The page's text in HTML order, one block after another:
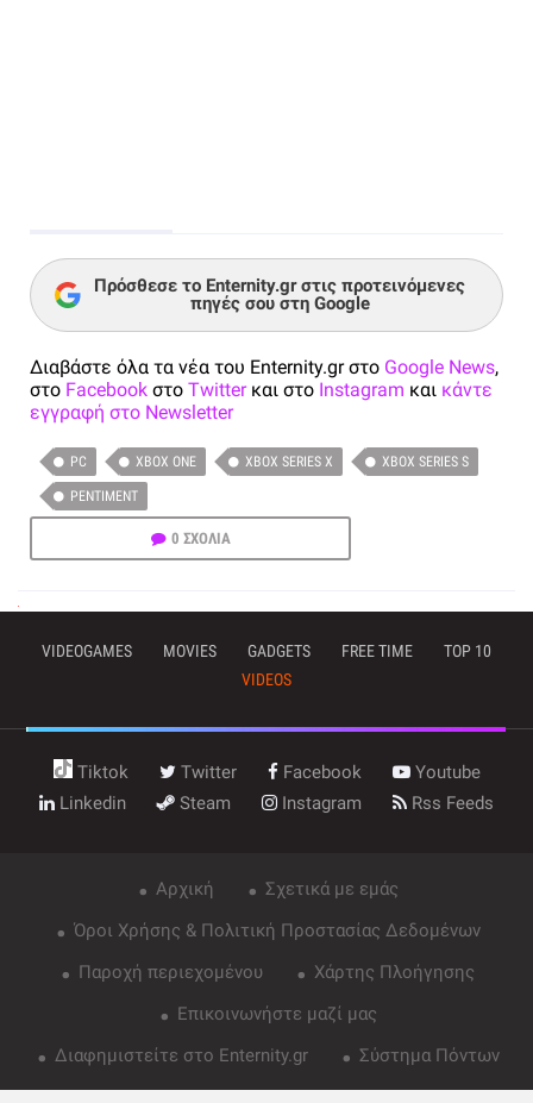
Πρόσθεσε το Enternity.gr στις προτεινόμενες
πηγές σου στη Google
Διαβάστε όλα τα νέα του Enternity.gr στο Google News,
στο Facebook στο Twitterκαι στο Instagram και κάντε
εγγραφή στο Newsletter
PC XBOX ONE XBOX SERIES X XBOX SERIES S
PENTIMENT
0 ΣΧΟΛΙΑ
VIDEOGAMES MOVIES GADGETS FREE TIME
TOP 10
VIDEOS
Tiktok Twitter Facebook
Youtube
Linkedin
Steam Instagram Rss Feeds
Αρχική
Σχετικά με εμάς
Όροι Χρήσης & Πολιτική Προστασίας Δεδομένων
Παροχή περιεχομένου
Χάρτης Πλοήγησης
Επικοινωνήστε μαζί μας
Διαφημιστείτε στο Enternity.gr
Σύστημα Πόντων